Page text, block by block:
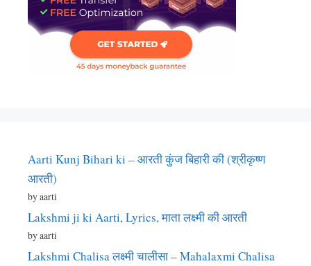
Aarti Kunj Bihari ki – आरती कुंज बिहारी की (श्रीकृष्ण
आरती)
by aarti
Lakshmi ji ki Aarti, Lyrics, माता लक्ष्मी की आरती
by aarti
Lakshmi Chalisa लक्ष्मी चालीसा – Mahalaxmi Chalisa